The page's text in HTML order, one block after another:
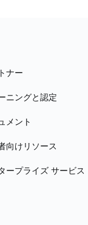
ナー
ニングと認定
メント
向けリソース
ープライズ サービス